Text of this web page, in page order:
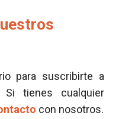
para suscribirte a
Si tienes cualquier
con nosotros.